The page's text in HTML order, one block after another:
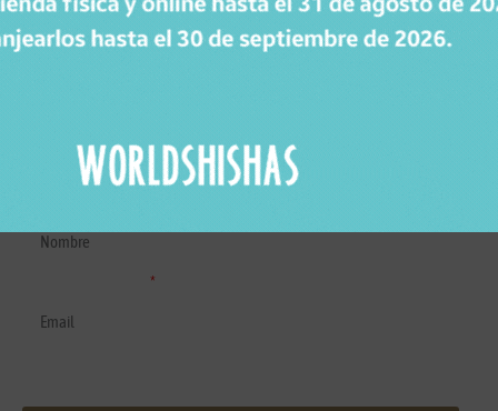
Dispones de 15 días para cambiar de opinión.
Recibe novedades, consejos y promociones de Worldshishas.